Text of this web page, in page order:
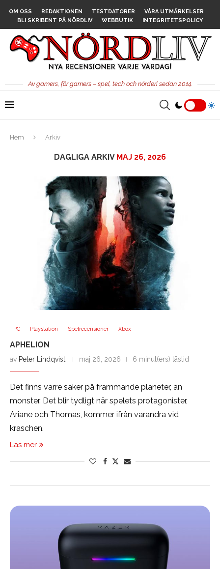
OM OSS REDAKTIONEN TESTDATORER
VÅRA UTMÄRKELSER
BLI SKRIBENT PÅ NÖRDLIV
WEBBUTIK INTEGRITETSPOLICY
Av gamers, för gamers – spel, tech och nörderi sedan 2014.
Hem Arkiv
DAGLIGA ARKIV MAJ 26, 2026
PC Playstation Spelrecensioner Xbox
APHELION
av Peter Lindqvist maj 26, 2026 6 minut(ers) lästid
Det finns värre saker på främmande planeter, än
monster. Det blir tydligt när spelets protagonister,
Ariane och Thomas, kommer ifrån varandra vid
kraschen.
Läs mer